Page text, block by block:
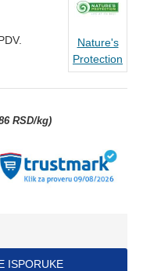
RSD/kg)
Nature's
Protection
ISPORUKE